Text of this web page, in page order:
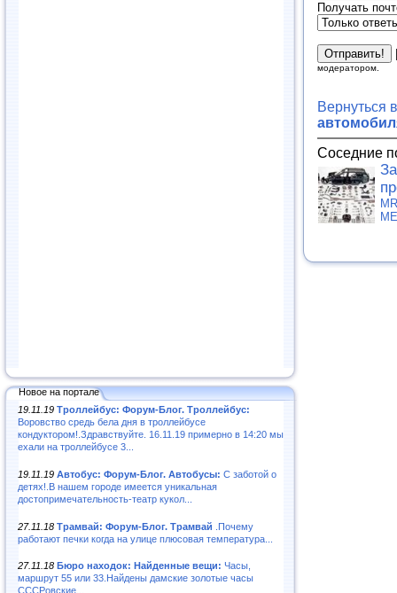
Новое на портале
19.11.19 Троллейбус: Форум-Блог. Троллейбус:
Воровство средь бела дня в троллейбусе
кондуктором!.Здравствуйте. 16.11.19 примерно в 14:20 мы
ехали на троллейбусе 3...
19.11.19 Автобус: Форум-Блог. Автобусы: С заботой о
детях!.В нашем городе имеется уникальная
достопримечательность-театр кукол...
27.11.18 Трамвай: Форум-Блог. Трамвай .Почему
работают печки когда на улице плюсовая температура...
27.11.18 Бюро находок: Найденные вещи: Часы,
маршрут 55 или 33.Найдены дамские золотые часы
СССРовские...
Получать
модератором.
Вернуться
Соседние